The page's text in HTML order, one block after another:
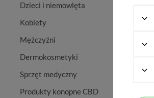
Dzieci i niemowlęta
Kobiety
Mężczyźni
Dermokosmetyki
Sprzęt medyczny
Produkty konopne CBD